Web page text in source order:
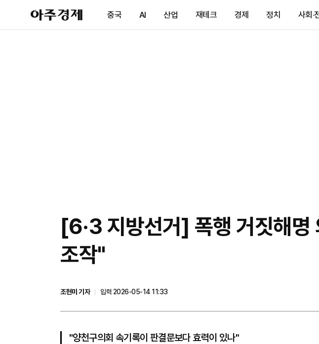
아
주
제
중국 AI 산업 재테크 경제 정치 사회·
[6·3 지방선거] 폭행 거짓해명
조작"
조현미 기자
입력 2026-05-14 11:33
"양천구의회 속기록이 판결문보다 효력이 있나"